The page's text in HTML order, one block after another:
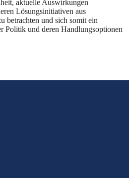
aktuelle Auswirkungen
Lösungsinitiativen aus
betrachten und sich somit ein
Politik und deren Handlungsoptionen